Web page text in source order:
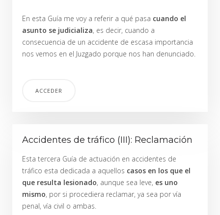
En esta Guía me voy a referir a qué pasa cuando el
asunto se judicializa, es decir, cuando a
consecuencia de un accidente de escasa importancia
nos vemos en el Juzgado porque nos han denunciado.
ACCEDER
Accidentes de tráfico (III): Reclamación
Esta tercera Guía de actuación en accidentes de
tráfico esta dedicada a aquellos casos en los que el
que resulta lesionado, aunque sea leve, es uno
mismo, por si procediera reclamar, ya sea por vía
penal, vía civil o ambas.